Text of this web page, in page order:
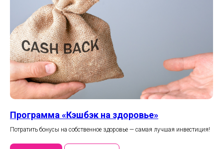
Программа «Кэшбэк на здоровье»
Потратить бонусы на собственное здоровье — самая лучшая инвестиция!